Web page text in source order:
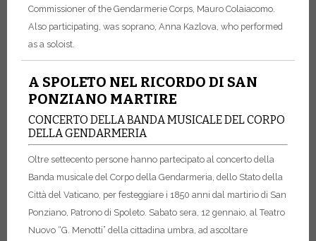
Commissioner of the Gendarmerie Corps, Mauro Colaiacomo.
Also participating, was soprano, Anna Kazlova, who performed
as a soloist.
A SPOLETO NEL RICORDO DI SAN
PONZIANO MARTIRE
CONCERTO DELLA BANDA MUSICALE DEL CORPO
DELLA GENDARMERIA
Oltre settecento persone hanno partecipato al concerto della
Banda musicale del Corpo della Gendarmeria, dello Stato della
Città del Vaticano, per festeggiare i 1850 anni dal martirio di San
Ponziano, Patrono di Spoleto. Sabato sera, 12 gennaio, al Teatro
Nuovo “G. Menotti” della cittadina umbra, ad ascoltare